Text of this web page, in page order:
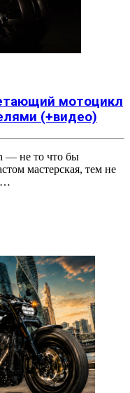
мотоцикл
(+видео)
— не то что бы
мастерская, тем не